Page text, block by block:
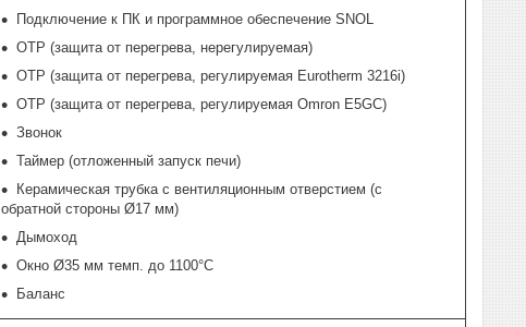
Подключение к ПК и программное обеспечение SNOL
OTP (защита от перегрева, нерегулируемая)
OTP (защита от перегрева, регулируемая Eurotherm 3216i)
OTP (защита от перегрева, регулируемая Omron E5GC)
Звонок
Таймер (отложенный запуск печи)
Керамическая трубка с вентиляционным отверстием (с
обратной стороны Ø17 мм)
Дымоход
Окно Ø35 мм темп. до 1100°C
Баланс